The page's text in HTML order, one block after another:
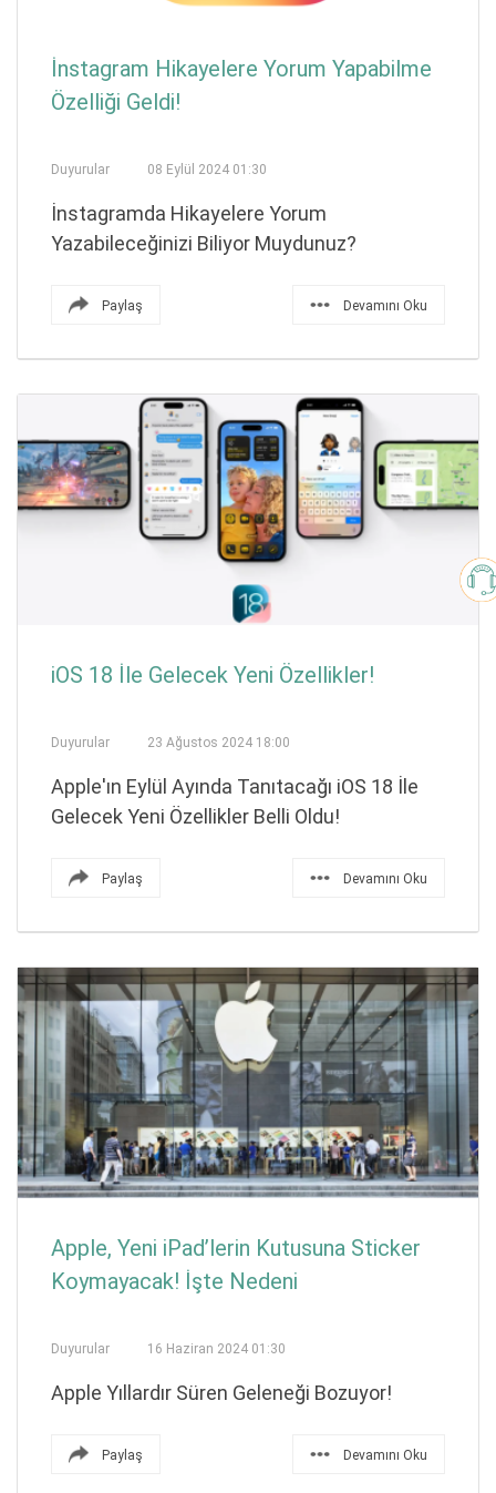
İnstagram Hikayelere Yorum Yapabilme
Özelliği Geldi!
Duyurular 08 Eylül 2024 01:30
İnstagramda Hikayelere Yorum
Yazabileceğinizi Biliyor Muydunuz?
Devamını Oku
Paylaş
iOS 18 İle Gelecek Yeni Özellikler!
Duyurular 23 Ağustos 2024 18:00
Apple'ın Eylül Ayında Tanıtacağı iOS 18 İle
Gelecek Yeni Özellikler Belli Oldu!
Devamını Oku
Paylaş
Apple, Yeni iPad’lerin Kutusuna Sticker
Koymayacak! İşte Nedeni
Duyurular 16 Haziran 2024 01:30
Apple Yıllardır Süren Geleneği Bozuyor!
Devamını Oku
Paylaş